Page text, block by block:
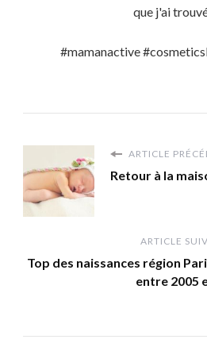
que j'ai
#mamanactive
ARTICLE
Retour à la
ARTICLE
Top des naissances région
entre 2005